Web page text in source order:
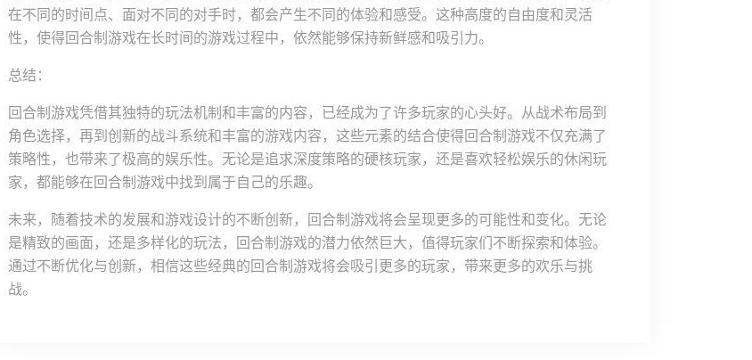
在不同的时间点、面对不同的对手时，都会产生不同的体验和感受。这种高度的自由度和灵活
性，使得回合制游戏在长时间的游戏过程中，依然能够保持新鲜感和吸引力。
总结：
回合制游戏凭借其独特的玩法机制和丰富的内容，已经成为了许多玩家的心头好。从战术布局到
角色选择，再到创新的战斗系统和丰富的游戏内容，这些元素的结合使得回合制游戏不仅充满了
策略性，也带来了极高的娱乐性。无论是追求深度策略的硬核玩家，还是喜欢轻松娱乐的休闲玩
家，都能够在回合制游戏中找到属于自己的乐趣。
未来，随着技术的发展和游戏设计的不断创新，回合制游戏将会呈现更多的可能性和变化。无论
是精致的画面，还是多样化的玩法，回合制游戏的潜力依然巨大，值得玩家们不断探索和体验。
通过不断优化与创新，相信这些经典的回合制游戏将会吸引更多的玩家，带来更多的欢乐与挑
战。